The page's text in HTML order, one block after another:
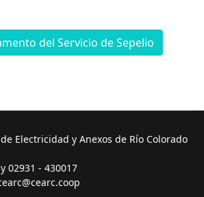
del Servicio de Sepelio
Electricidad y Anexos de Río Colorado
02931 - 430017